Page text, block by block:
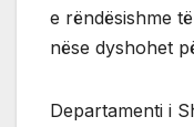
e rëndësishme
nëse dyshohet
Departamenti i